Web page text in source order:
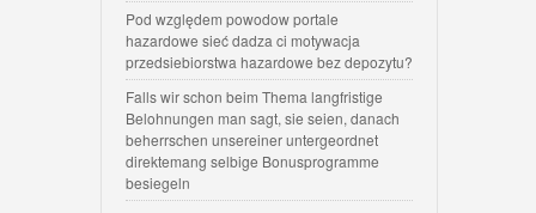
Pod względem powodow portale
hazardowe sieć dadza ci motywacja
przedsiebiorstwa hazardowe bez depozytu?
Falls wir schon beim Thema langfristige
Belohnungen man sagt, sie seien, danach
beherrschen unsereiner untergeordnet
direktemang selbige Bonusprogramme
besiegeln